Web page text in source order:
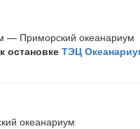
— Приморский океанариум
остановке ТЭЦ
океанариум